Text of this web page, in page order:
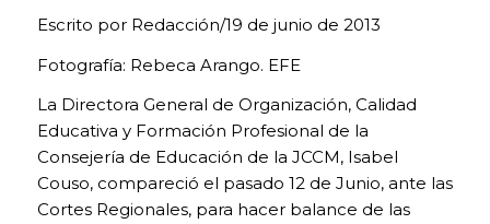
Escrito por Redacción/19 de junio de 2013
Fotografía: Rebeca Arango. EFE
La Directora General de Organización, Calidad
Educativa y Formación Profesional de la
Consejería de Educación de la JCCM, Isabel
Couso, compareció el pasado 12 de Junio, ante las
Cortes Regionales, para hacer balance de las